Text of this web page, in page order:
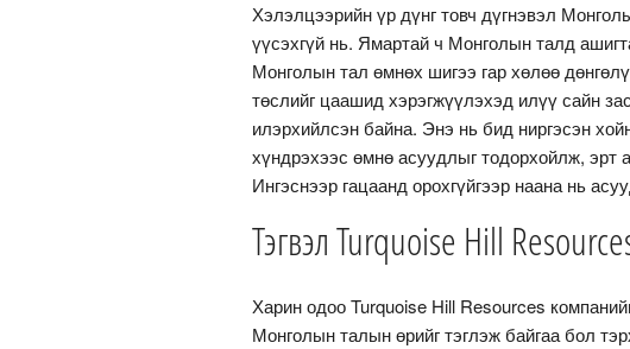
Хэлэлцээрийн үр дүнг товч дүгнэвэл
үүсэхгүй нь. Ямартай ч Монголын талд
Монголын тал өмнөх шигээ гар хөлөө
төслийг цаашид хэрэгжүүлэхэд илүү сайн
илэрхийлсэн байна. Энэ нь бид ниргэсэн
хүндрэхээс өмнө асуудлыг тодорхойлж, эрт
Ингэснээр гацаанд орохгүйгээр наана нь
Тэгвэл Turquoise Hill
Харин одоо Turquoise Hill Resources
Монголын талын өрийг тэглэж байгаа бол